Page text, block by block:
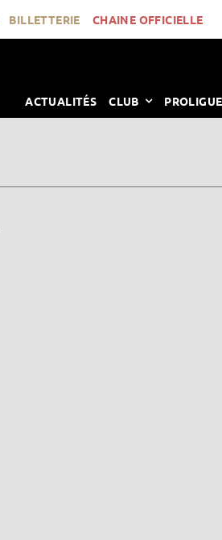
BILLETTERIE CHAINE OFFICIELLE
ACTUALITÉS CLUB PROLIGUE